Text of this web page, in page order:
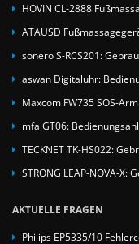
HOVIN CL-2888
ATAUSD
sonero S-RCS201:
aswan Digitaluhr:
Maxcom FW735 SOS-
mfa GT06:
TECKNET TK-HS022:
STRONG LEAP-NOVA-X:
AKTUELLE FRAGEN
Philips EP5335/10